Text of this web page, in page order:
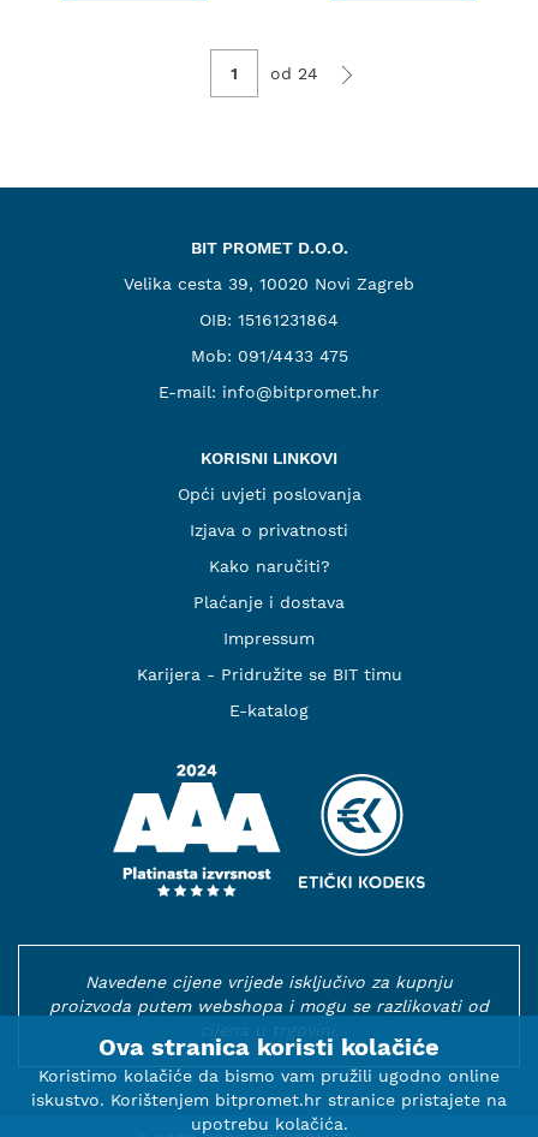
od 24
BIT PROMET D.O.O.
Velika cesta 39, 10020 Novi Zagreb
OIB: 15161231864
Mob: 091/4433 475
E-mail: info@bitpromet.hr
KORISNI LINKOVI
Opći uvjeti poslovanja
Izjava o privatnosti
Kako naručiti?
Plaćanje i dostava
Impressum
Karijera - Pridružite se BIT timu
E-katalog
Navedene cijene vrijede isključivo za kupnju
proizvoda putem webshopa i mogu se razlikovati od
Ova stranica koristi kolačiće
Koristimo kolačiće da bismo vam pružili ugodno online
iskustvo. Korištenjem bitpromet.hr stranice pristajete na
upotrebu kolačića.